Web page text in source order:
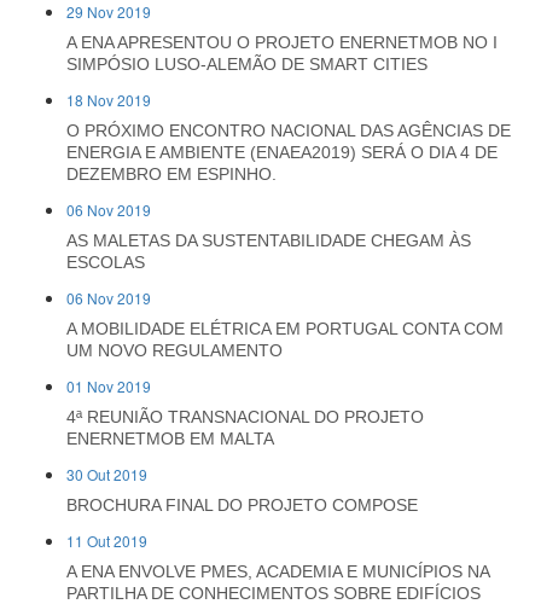
29 Nov 2019
A ENA APRESENTOU O PROJETO ENERNETMOB NO I
SIMPÓSIO LUSO-ALEMÃO DE SMART CITIES
18 Nov 2019
O PRÓXIMO ENCONTRO NACIONAL DAS AGÊNCIAS DE
ENERGIA E AMBIENTE (ENAEA2019) SERÁ O DIA 4 DE
DEZEMBRO EM ESPINHO.
06 Nov 2019
AS MALETAS DA SUSTENTABILIDADE CHEGAM ÀS
ESCOLAS
06 Nov 2019
A MOBILIDADE ELÉTRICA EM PORTUGAL CONTA COM
UM NOVO REGULAMENTO
01 Nov 2019
4ª REUNIÃO TRANSNACIONAL DO PROJETO
ENERNETMOB EM MALTA
30 Out 2019
BROCHURA FINAL DO PROJETO COMPOSE
11 Out 2019
A ENA ENVOLVE PMES, ACADEMIA E MUNICÍPIOS NA
PARTILHA DE CONHECIMENTOS SOBRE EDIFÍCIOS